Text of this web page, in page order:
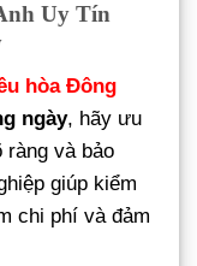
Uy Tín
hòa Đông
ngày, hãy ưu
và bảo
giúp kiểm
chi phí và đảm